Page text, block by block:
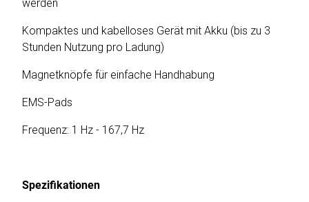
werden
Kompaktes und kabelloses Gerät mit Akku (bis zu 3
Stunden Nutzung pro Ladung)
Magnetknöpfe für einfache Handhabung
EMS-Pads
Frequenz: 1 Hz - 167,7 Hz
Spezifikationen